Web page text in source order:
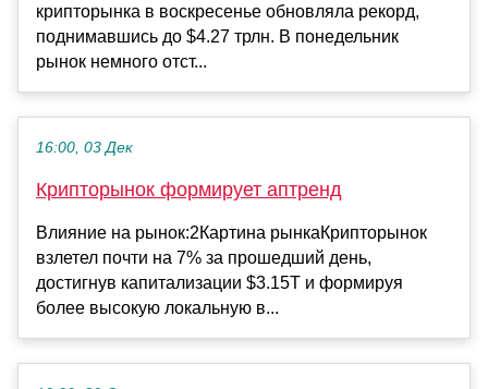
крипторынка в воскресенье обновляла рекорд,
поднимавшись до $4.27 трлн. В понедельник
рынок немного отст...
16:00, 03 Дек
Крипторынок формирует аптренд
Влияние на рынок:2Картина рынкаКрипторынок
взлетел почти на 7% за прошедший день,
достигнув капитализации $3.15T и формируя
более высокую локальную в...